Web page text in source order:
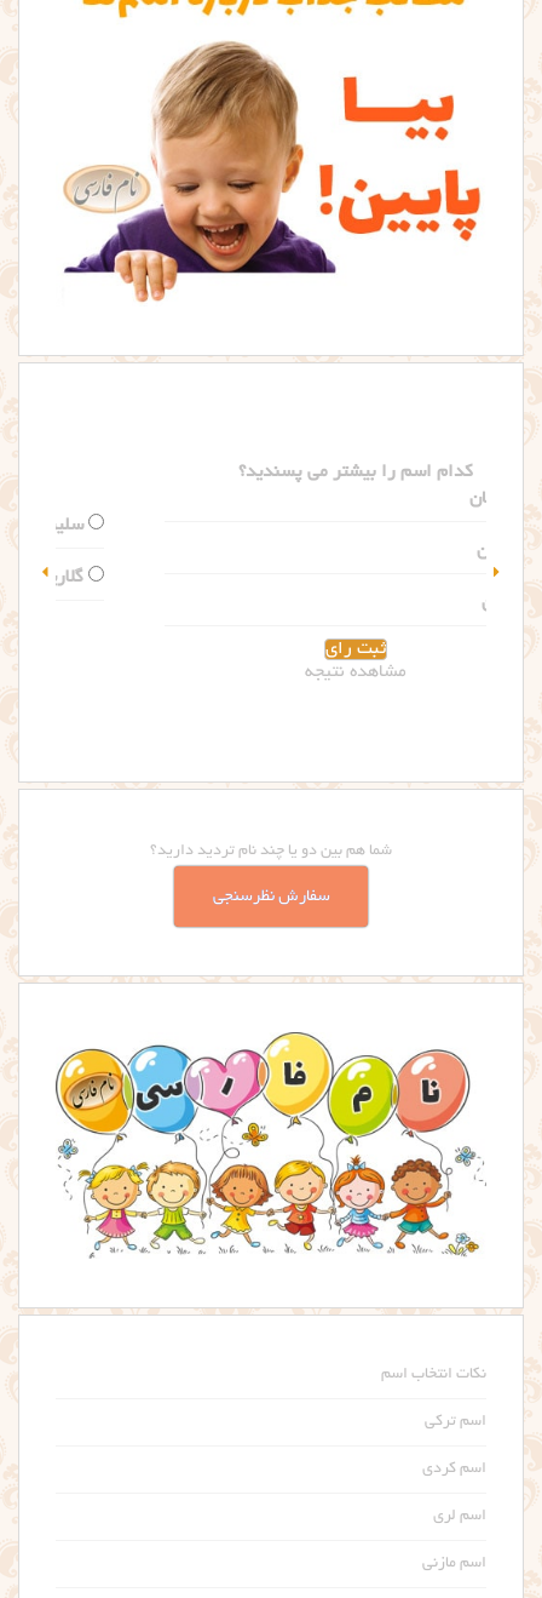
شما هم بین دو یا چند نام تردید دارید؟
سفارش نظرسنجی
نکات انتخاب اسم
اسم ترکی
اسم کردی
اسم لری
اسم مازنی